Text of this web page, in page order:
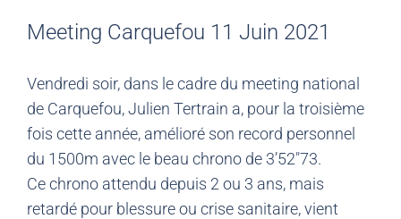
Meeting Carquefou 11 Juin 2021
Vendredi soir, dans le cadre du meeting national
de Carquefou, Julien Tertrain a, pour la troisième
fois cette année, amélioré son record personnel
du 1500m avec le beau chrono de 3’52″73.
Ce chrono attendu depuis 2 ou 3 ans, mais
retardé pour blessure ou crise sanitaire, vient